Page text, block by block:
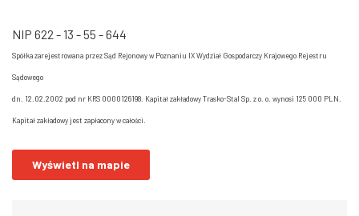
NIP 622 - 13 - 55 - 644
Spółka zarejestrowana przez Sąd Rejonowy w Poznaniu IX Wydział Gospodarczy Krajowego Rejestru
Sądowego
dn. 12.02.2002 pod nr KRS 0000126198. Kapitał zakładowy Trasko-Stal Sp. z o. o. wynosi 125 000 PLN.
Kapitał zakładowy jest zapłacony w całości.
Wyświetl na mapie